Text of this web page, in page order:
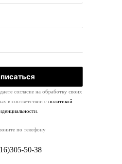
согласие на обработку своих
в соответствии с политикой
по телефону
50-38